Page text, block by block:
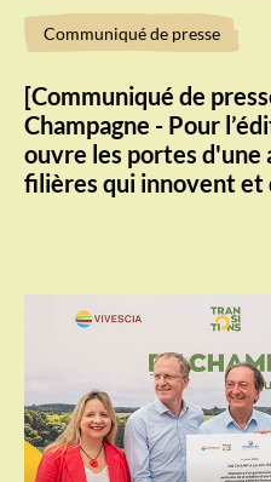
Communiqué de presse
[Communiqué de
Champagne - Pour
ouvre les portes d'une
filières qui innovent et